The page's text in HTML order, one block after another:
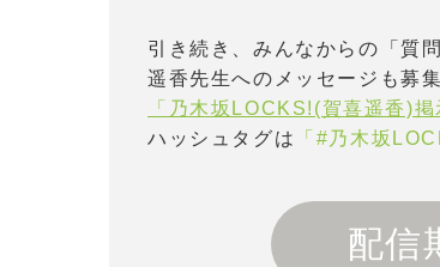
引き続き、みんなからの「質
遥香先生へのメッセージも募
「乃木坂LOCKS!(賀喜遥香)掲
ハッシュタグは
「#乃木坂
配信